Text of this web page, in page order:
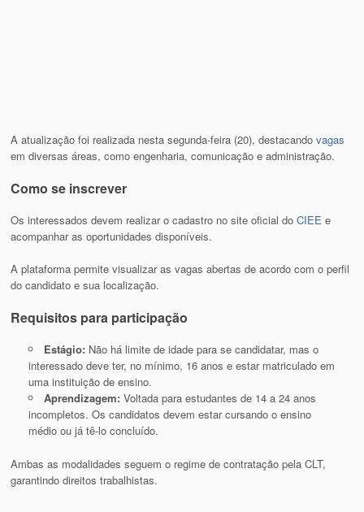
A atualização foi realizada nesta segunda-feira (20), destacandovagas
em diversas áreas, como engenharia, comunicação e administração.
Como se inscrever
Os interessados devem realizar o cadastro no site oficial doCIEE e
acompanhar as oportunidades disponíveis.
A plataforma permite visualizar as vagas abertas de acordo com o perfil
do candidato e sua localização.
Requisitos para participação
Estágio:Não há limite de idade para se candidatar, mas o
interessado deve ter, no mínimo, 16 anos e estar matriculado em
uma instituição de ensino.
Aprendizagem:Voltada para estudantes de 14 a 24 anos
incompletos. Os candidatos devem estar cursando o ensino
médio ou já tê-lo concluído.
Ambas as modalidades seguem o regime de contratação pela CLT,
garantindo direitos trabalhistas.